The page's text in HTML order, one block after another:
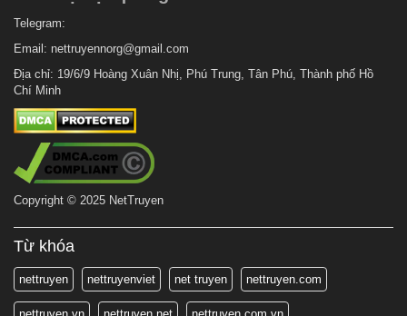
Telegram:
Email: nettruyennorg@gmail.com
Địa chỉ: 19/6/9 Hoàng Xuân Nhị, Phú Trung, Tân Phú, Thành phố Hồ
Chí Minh
Copyright © 2025 NetTruyen
Từ khóa
nettruyen nettruyenviet net truyen nettruyen.com